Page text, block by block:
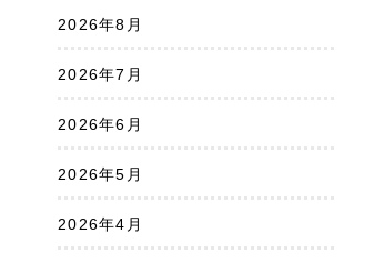
2026年8月
2026年7月
2026年6月
2026年5月
2026年4月